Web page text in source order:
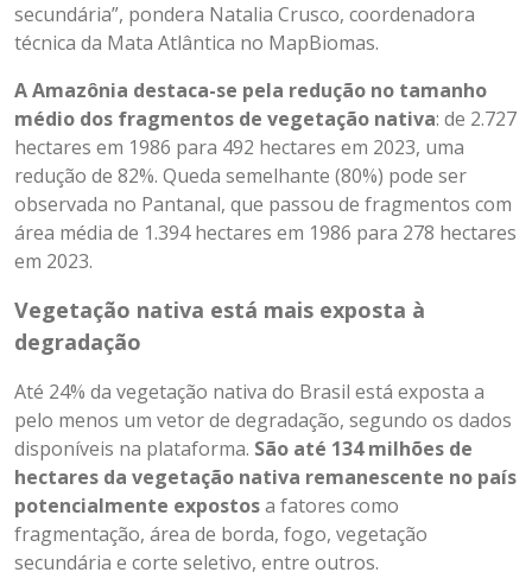
secundária”, pondera Natalia Crusco, coordenadora
técnica da Mata Atlântica no MapBiomas.
A Amazônia destaca-se pela redução no tamanho
médio dos fragmentos de vegetação nativa: de 2.727
hectares em 1986 para 492 hectares em 2023, uma
redução de 82%. Queda semelhante (80%) pode ser
observada no Pantanal, que passou de fragmentos com
área média de 1.394 hectares em 1986 para 278 hectares
em 2023.
Vegetação nativa está mais exposta à
degradação
Até 24% da vegetação nativa do Brasil está exposta a
pelo menos um vetor de degradação, segundo os dados
disponíveis na plataforma. São até 134 milhões de
hectares da vegetação nativa remanescente no país
potencialmente expostosa fatores como
fragmentação, área de borda, fogo, vegetação
secundária e corte seletivo, entre outros.